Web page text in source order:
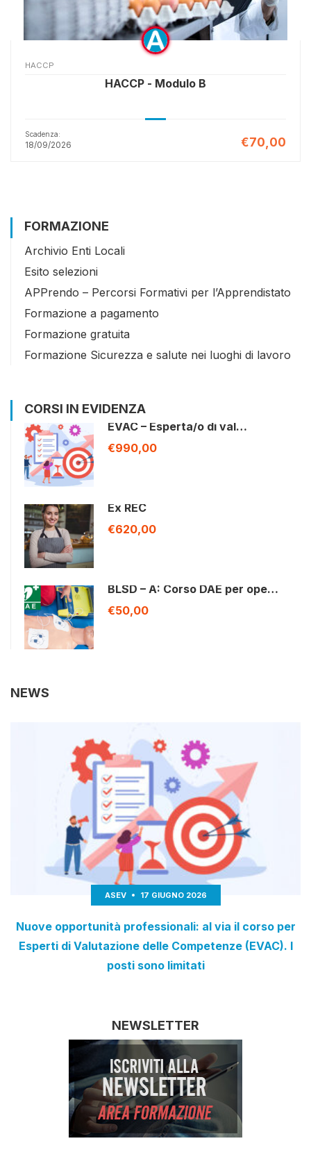
HACCP
HACCP - Modulo B
Scadenza:
18/09/2026 €70,00
FORMAZIONE
Archivio Enti Locali
Esito selezioni
APPrendo – Percorsi Formativi per l’Apprendistato
Formazione a pagamento
Formazione gratuita
Formazione Sicurezza e salute nei luoghi di lavoro
CORSI IN EVIDENZA
EVAC – Esperta/o di val…
€990,00
Ex REC
€620,00
BLSD – A: Corso DAE per ope…
€50,00
NEWS
ASEV 17 GIUGNO 2026
Nuove opportunità professionali: al via il corso per
Esperti di Valutazione delle Competenze (EVAC). I
posti sono limitati
NEWSLETTER